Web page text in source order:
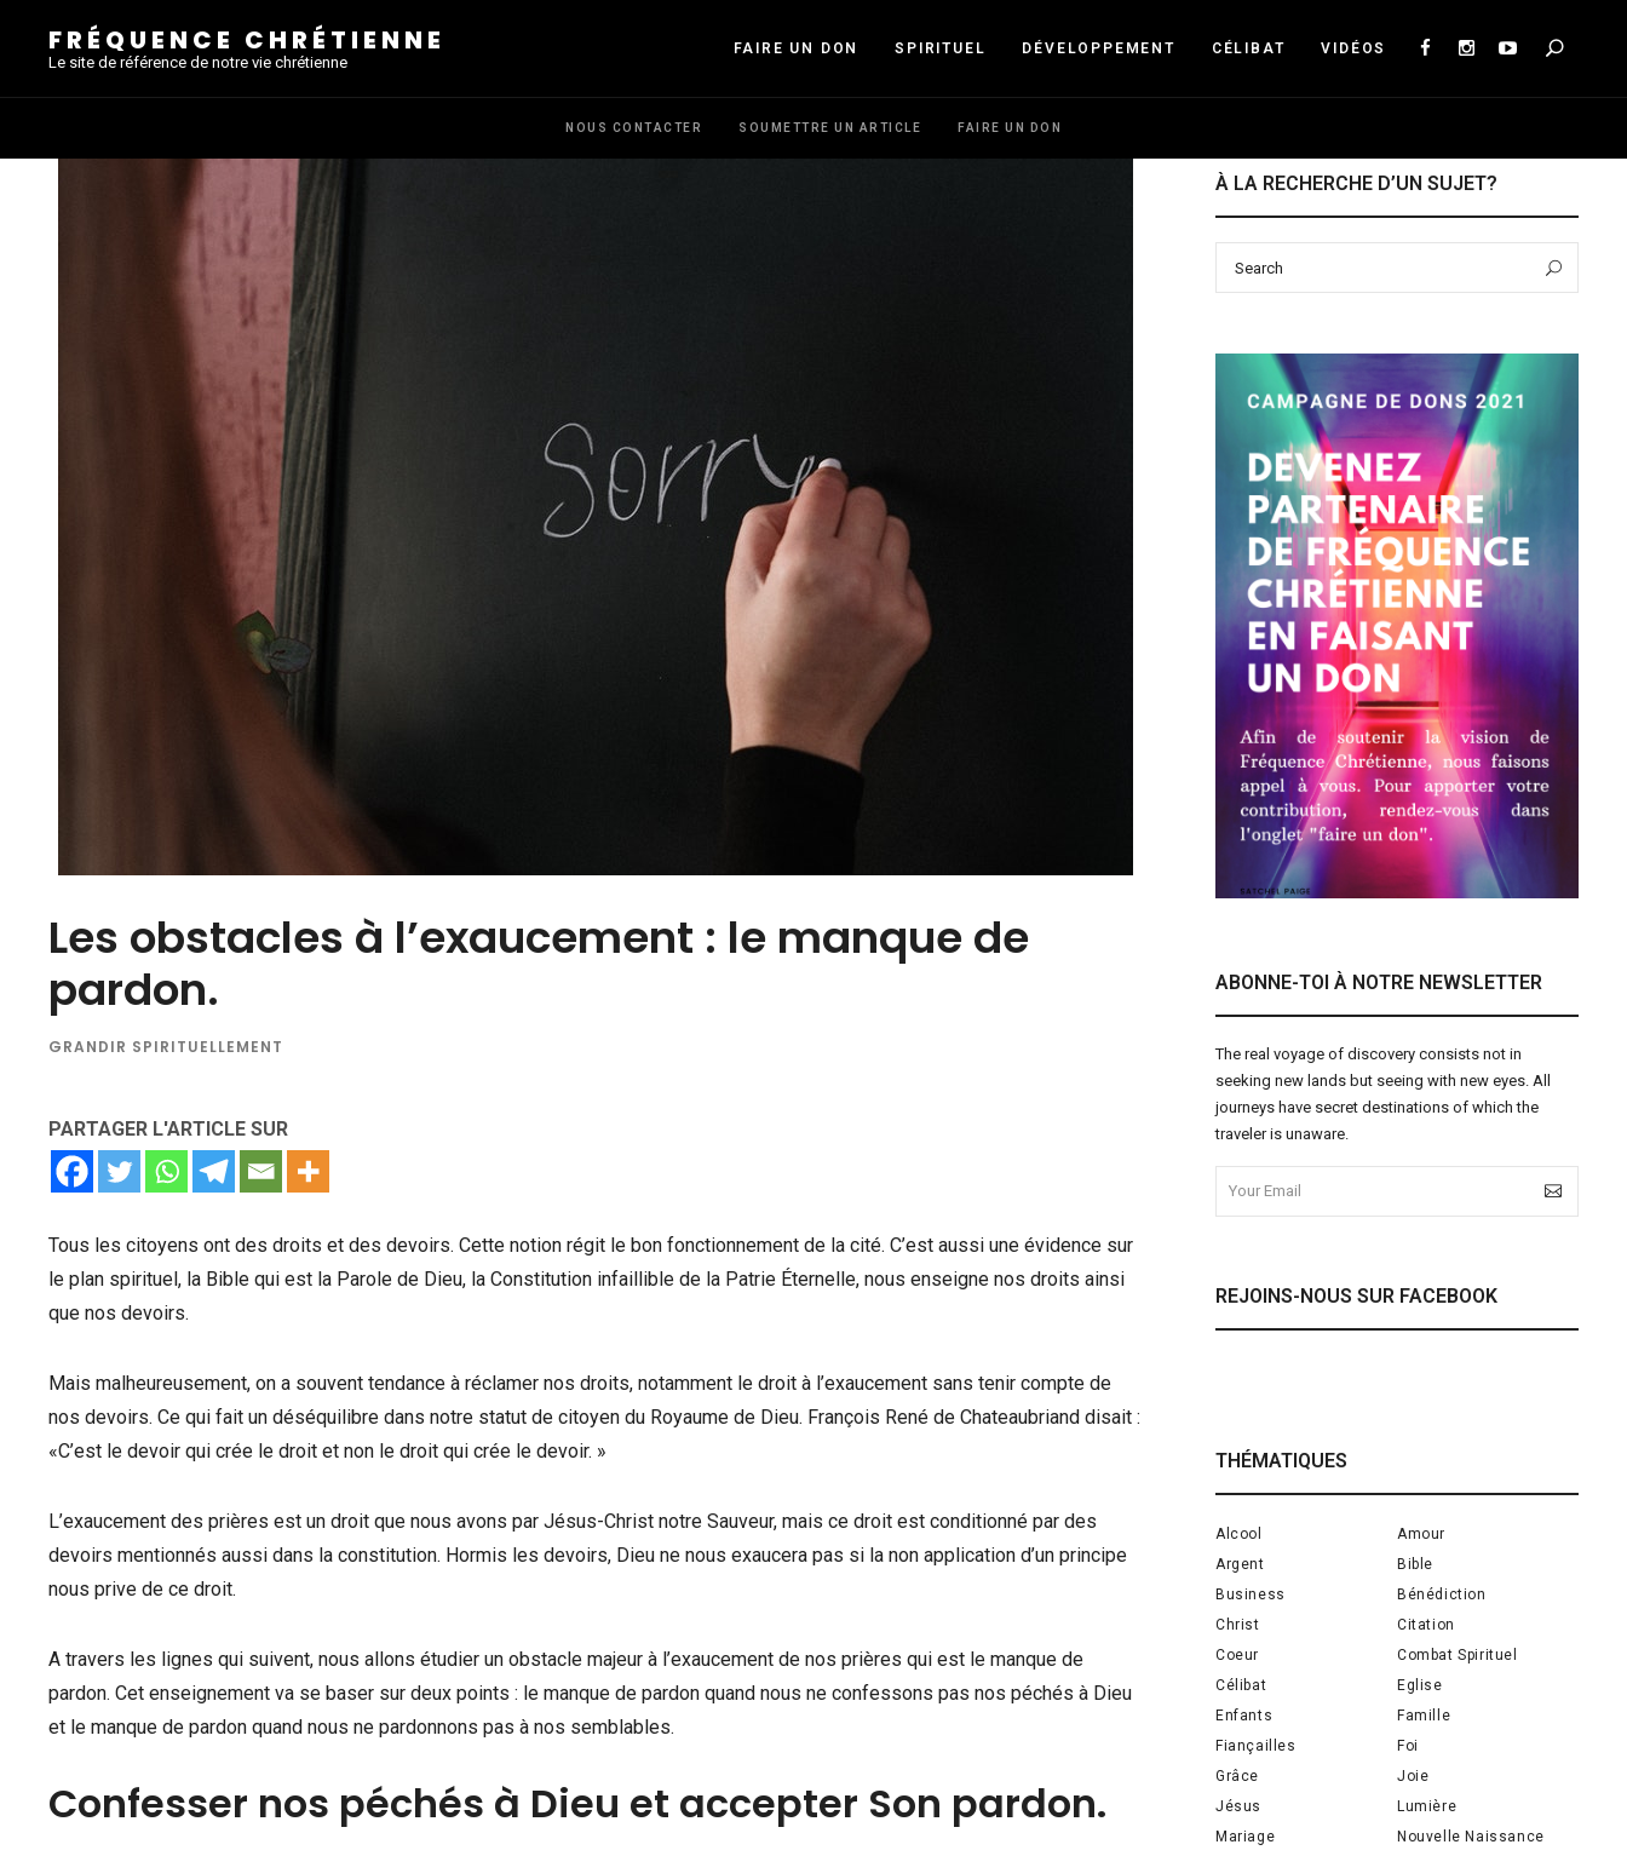
FRÉQUENCE CHRÉTIENNE
Le site de référence de notre vie chrétienne
FAIRE UN DON SPIRITUEL DÉVELOPPEMENT CÉLIBAT VIDÉOS
NOUS CONTACTER SOUMETTRE UN ARTICLE FAIRE UN DON
Les obstacles à l’exaucement : le manque de
pardon.
GRANDIR SPIRITUELLEMENT
PARTAGER L'ARTICLE SUR
Tous les citoyens ont des droits et des devoirs. Cette notion régit le bon fonctionnement de la cité. C’est aussi une évidence sur
le plan spirituel, la Bible qui est la Parole de Dieu, la Constitution infaillible de la Patrie Éternelle, nous enseigne nos droits ainsi
que nos devoirs.
Mais malheureusement, on a souvent tendance à réclamer nos droits, notamment le droit à l’exaucement sans tenir compte de
nos devoirs. Ce qui fait un déséquilibre dans notre statut de citoyen du Royaume de Dieu. François René de Chateaubriand disait :
«C’est le devoir qui crée le droit et non le droit qui crée le devoir. »
L’exaucement des prières est un droit que nous avons par Jésus-Christ notre Sauveur, mais ce droit est conditionné par des
devoirs mentionnés aussi dans la constitution. Hormis les devoirs, Dieu ne nous exaucera pas si la non application d’un principe
nous prive de ce droit.
A travers les lignes qui suivent, nous allons étudier un obstacle majeur à l’exaucement de nos prières qui est le manque de
pardon. Cet enseignement va se baser sur deux points : le manque de pardon quand nous ne confessons pas nos péchés à Dieu
et le manque de pardon quand nous ne pardonnons pas à nos semblables.
Confesser nos péchés à Dieu et accepter Son pardon.
À LA RECHERCHE D’UN SUJET?
ABONNE-TOI À NOTRE NEWSLETTER
The real voyage of discovery consists not in
seeking new lands but seeing with new eyes. All
journeys have secret destinations of which the
traveler is unaware.
REJOINS-NOUS SUR FACEBOOK
THÉMATIQUES
Alcool
Amour
Argent
Bible
Business
Bénédiction
Christ
Citation
Coeur
Combat Spirituel
Célibat
Eglise
Enfants
Famille
Fiançailles
Foi
Grâce
Joie
Jésus
Lumière
Mariage
Nouvelle Naissance